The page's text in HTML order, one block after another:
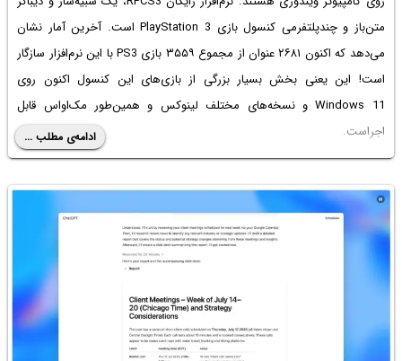
متن‌باز و چندپلتفرمی کنسول بازی PlayStation 3 است. آخرین آمار نشان
می‌دهد که اکنون ۲۶۸۱ عنوان از مجموع ۳۵۵۹ بازی PS3 با این نرم‌افزار سازگار
است! این یعنی بخش بسیار بزرگی از بازی‌های این کنسول اکنون روی
Windows 11 و نسخه‌های مختلف لینوکس و همین‌طور مک‌او‌اس قابل
اجراست.
ادامه‌ی مطلب ...